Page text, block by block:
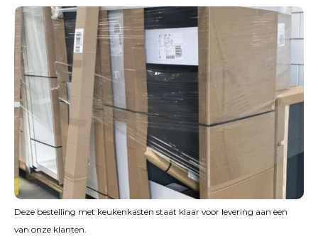
Deze bestelling met keukenkasten staat klaar voor levering aan een
van onze klanten.